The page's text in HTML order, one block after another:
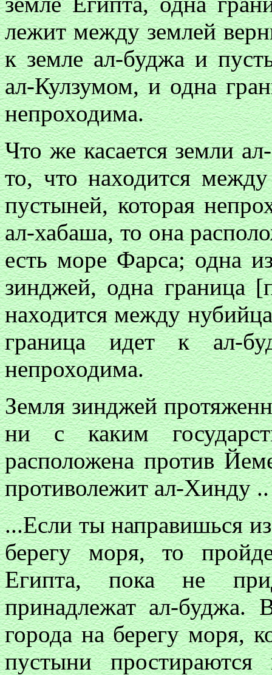
лежит между землей
к земле ал-буджа и
ал-Кулзумом, и одна
непроходима.
Что же касается земли
то, что находится
пустыней, которая
ал-хабаша, то она
есть море Фарса; одна
зинджей, одна граница
находится между
граница идет к ал-
непроходима.
Земля зинджей
ни с каким
расположена против
противолежит ал-Хинду ..
...Если ты направишься
берегу моря, то
Египта, пока не
принадлежат ал-
города на берегу моря,
пустыни